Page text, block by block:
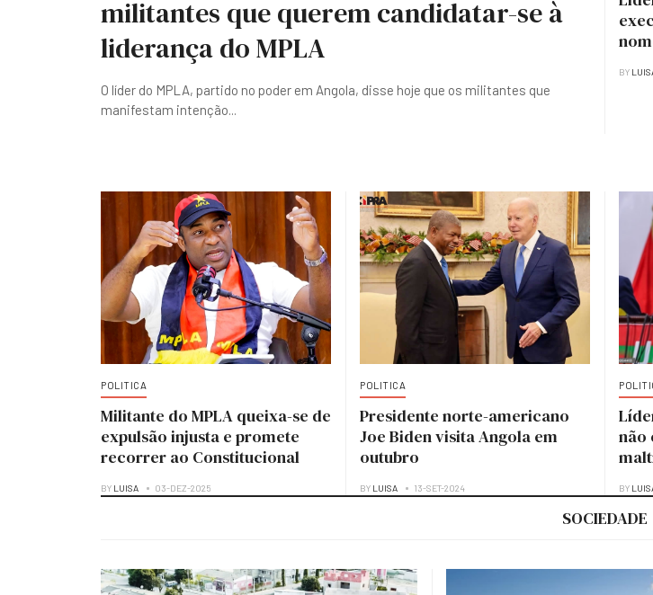
militantes que querem candidatar-se à
liderança do MPLA
O líder do MPLA, partido no poder em Angola, disse hoje que os militantes que
manifestam intenção...
BY
POLITICA
Militante do MPLA queixa-se de
expulsão injusta e promete
recorrer ao Constitucional
BY LUISA 03-DEZ-2025
POLITICA
Presidente norte-americano
Joe Biden visita Angola em
outubro
BY LUISA 13-SET-2024
não
BY
SOCIEDADE